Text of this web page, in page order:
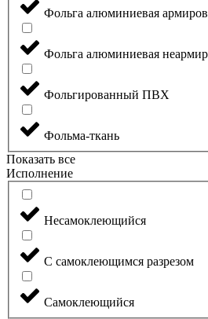
Фольга алюминиевая
Фольга алюминиевая
Фольгированный ПВХ
Фольма-ткань
Показать все
Исполнение
Несамоклеющийся
С самоклеющимся разрезом
Самоклеющийся